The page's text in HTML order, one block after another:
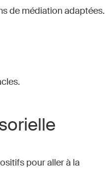
de médiation adaptées.
pour aller à la